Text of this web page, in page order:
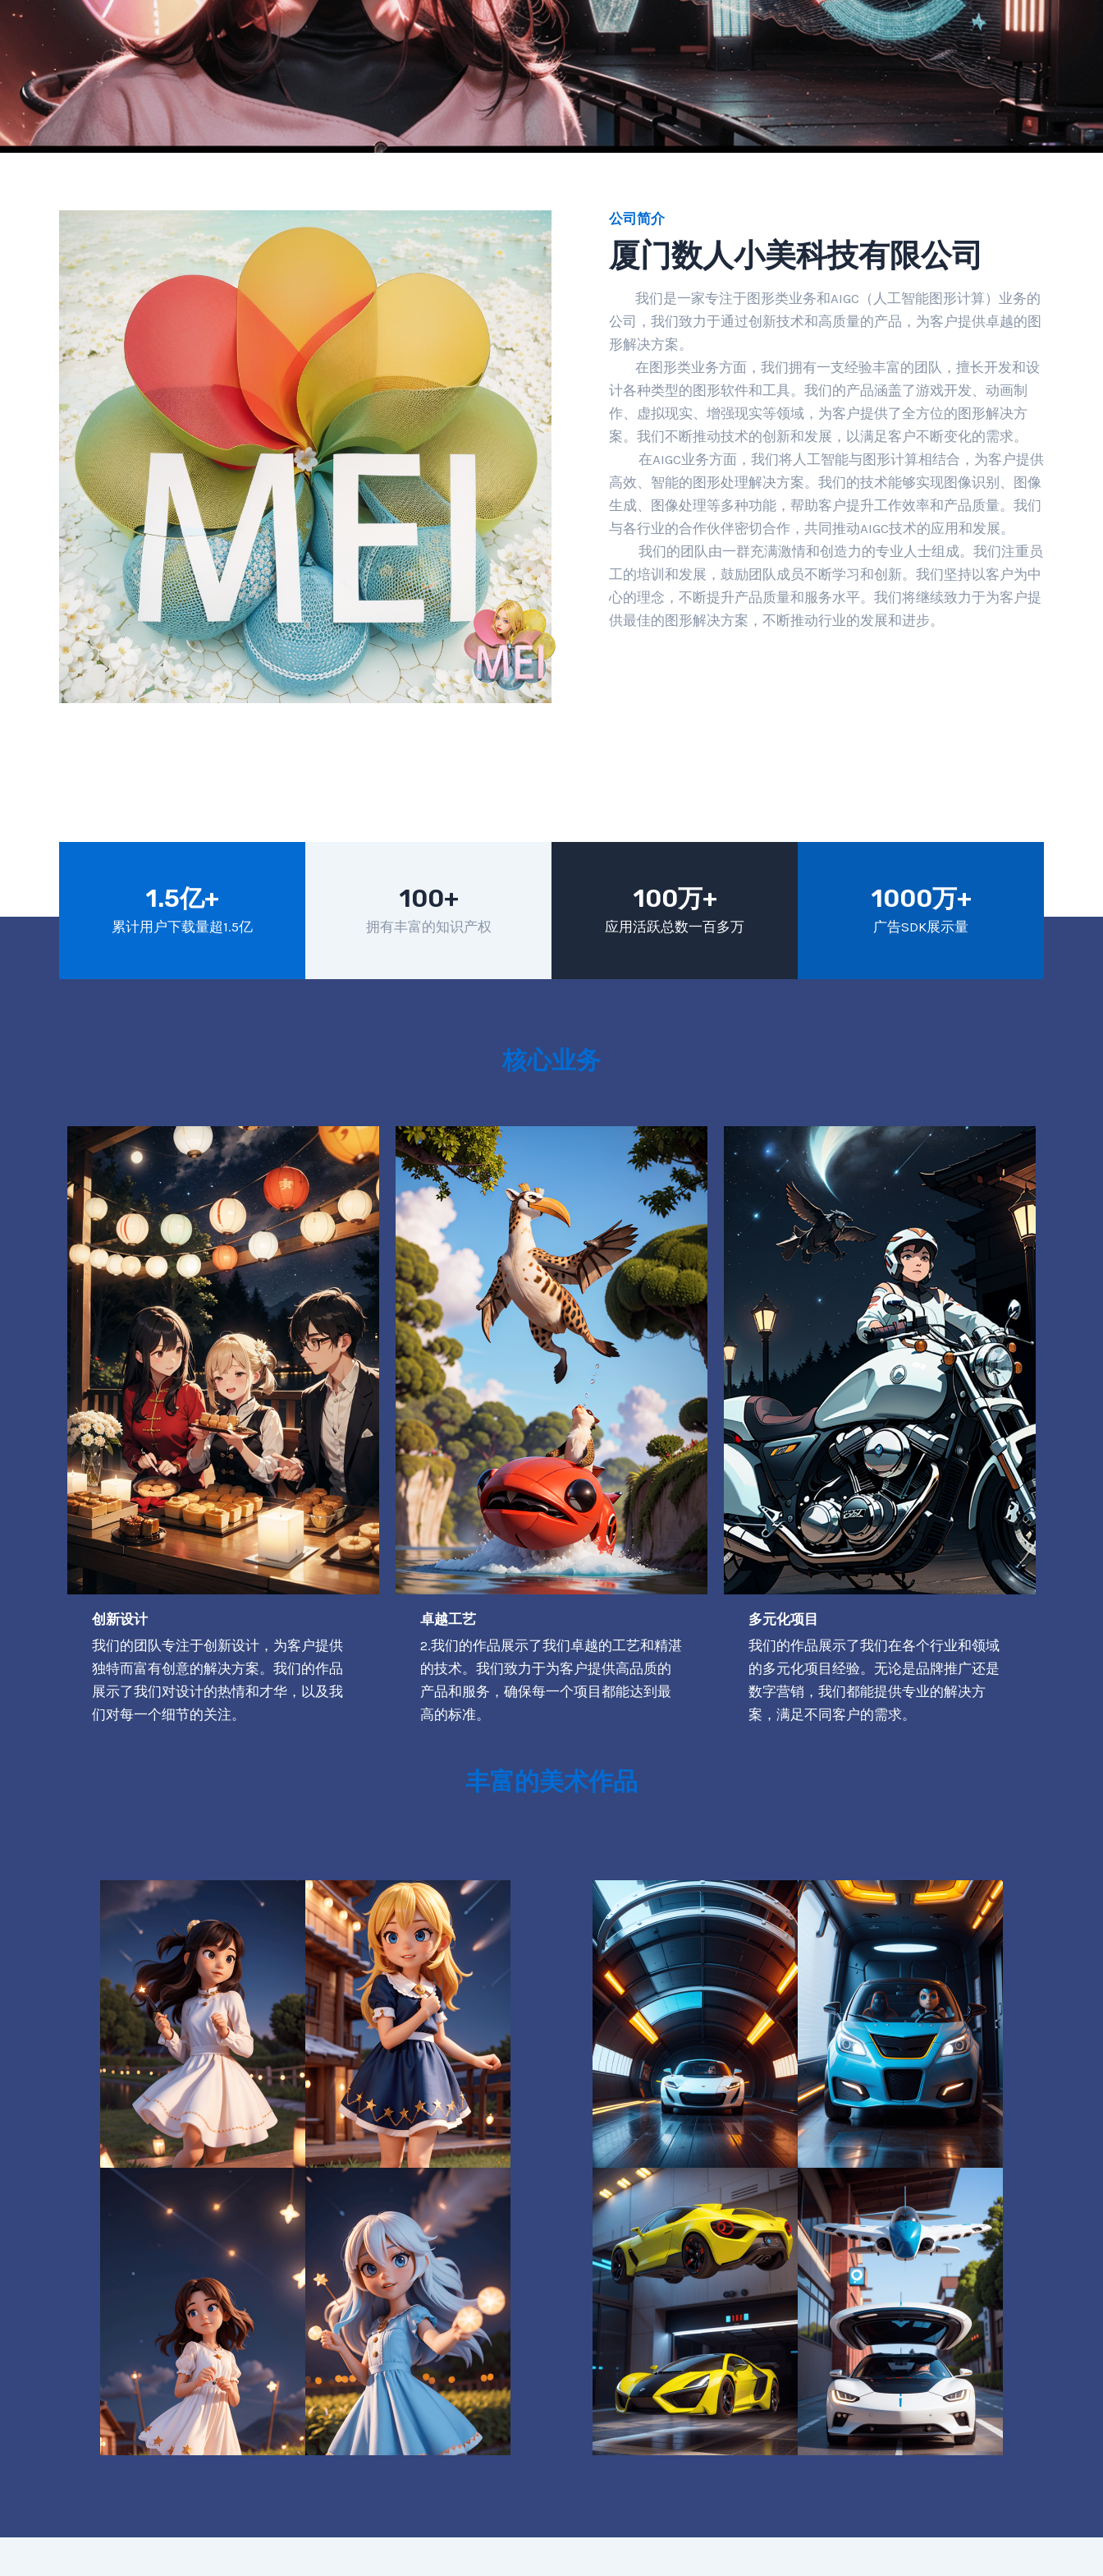
公司简介
厦门数人小美科技有限公司
我们是一家专注于图形类业务和AIGC（人工智能图形计算）业务的
公司，我们致力于通过创新技术和高质量的产品，为客户提供卓越的图
形解决方案。
在图形类业务方面，我们拥有一支经验丰富的团队，擅长开发和设
计各种类型的图形软件和工具。我们的产品涵盖了游戏开发、动画制
作、虚拟现实、增强现实等领域，为客户提供了全方位的图形解决方
案。我们不断推动技术的创新和发展，以满足客户不断变化的需求。
在AIGC业务方面，我们将人工智能与图形计算相结合，为客户提供
高效、智能的图形处理解决方案。我们的技术能够实现图像识别、图像
生成、图像处理等多种功能，帮助客户提升工作效率和产品质量。我们
与各行业的合作伙伴密切合作，共同推动AIGC技术的应用和发展。
我们的团队由一群充满激情和创造力的专业人士组成。我们注重员
工的培训和发展，鼓励团队成员不断学习和创新。我们坚持以客户为中
心的理念，不断提升产品质量和服务水平。我们将继续致力于为客户提
供最佳的图形解决方案，不断推动行业的发展和进步。
1.5亿+
累计用户下载量超1.5亿
100+
拥有丰富的知识产权
100万+
应用活跃总数一百多万
1000万+
广告SDK展示量
核心业务
创新设计
我们的团队专注于创新设计，为客户提供
独特而富有创意的解决方案。我们的作品
展示了我们对设计的热情和才华，以及我
们对每一个细节的关注。
卓越工艺
2.我们的作品展示了我们卓越的工艺和精湛
的技术。我们致力于为客户提供高品质的
产品和服务，确保每一个项目都能达到最
高的标准。
多元化项目
我们的作品展示了我们在各个行业和领域
的多元化项目经验。无论是品牌推广还是
数字营销，我们都能提供专业的解决方
案，满足不同客户的需求。
丰富的美术作品